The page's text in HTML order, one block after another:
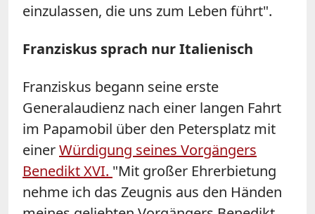
einzulassen, die uns zum Leben führt".
Franziskus sprach nur Italienisch
Franziskus begann seine erste
Generalaudienz nach einer langen Fahrt
im Papamobil über den Petersplatz mit
einerWürdigung seines Vorgängers
Benedikt XVI. "Mit großer Ehrerbietung
nehme ich das Zeugnis aus den Händen